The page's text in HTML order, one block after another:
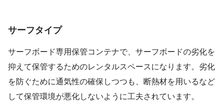
サーフタイプ
サーフボード専用保管コンテナで、サーフボードの劣化を
抑えて保管するためのレンタルスペースになります。劣化
を防ぐために通気性の確保しつつも、断熱材を用いるなど
して保管環境が悪化しないように工夫されています。